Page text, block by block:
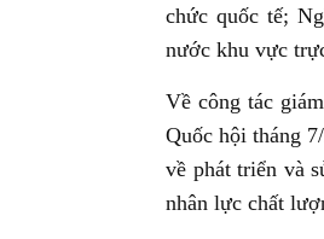
chức quốc tế;
nước khu vực
Về công tác
Quốc hội tháng
về phát triển và
nhân lực chất